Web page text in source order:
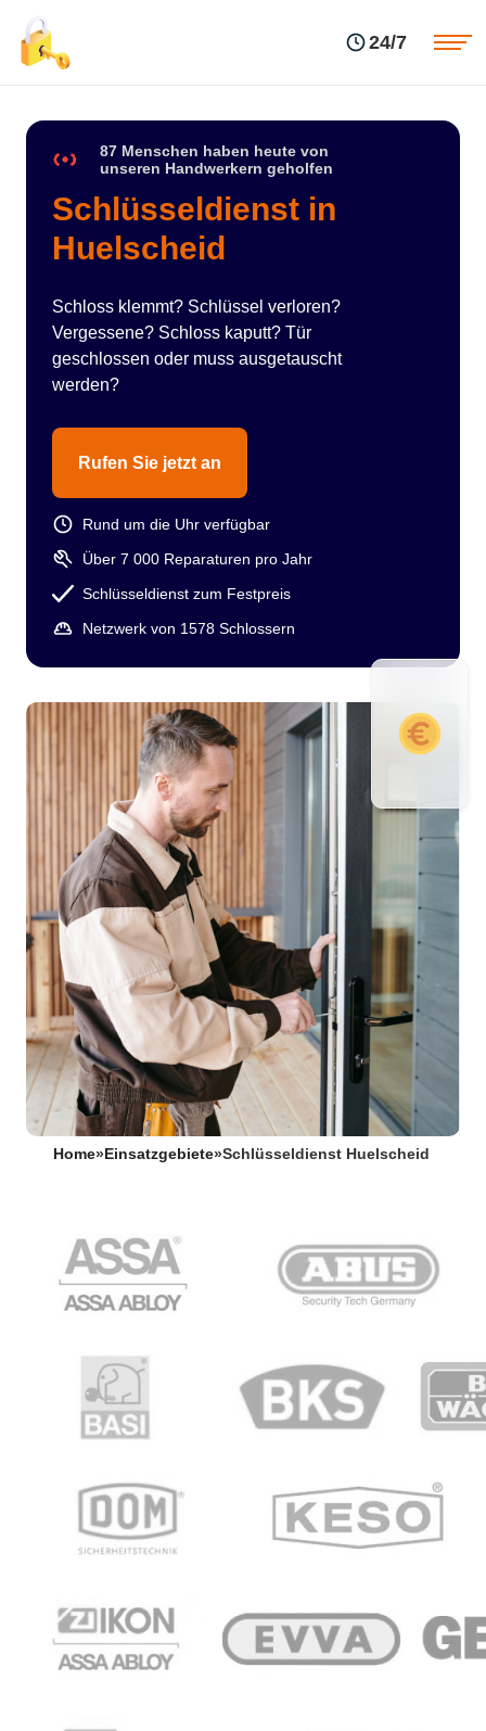
24/7
87 Menschen haben heute von
unseren Handwerkern geholfen
Schlüsseldienst in
Huelscheid
Schloss klemmt? Schlüssel verloren?
Vergessene? Schloss kaputt? Tür
geschlossen oder muss ausgetauscht
werden?
Rufen Sie jetzt an
Rund um die Uhr verfügbar
Über 7 000 Reparaturen pro Jahr
Schlüsseldienst zum Festpreis
Netzwerk von 1578 Schlossern
Home» Einsatzgebiete»Schlüsseldienst Huelscheid